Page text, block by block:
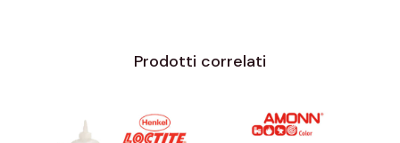
Prodotti correlati